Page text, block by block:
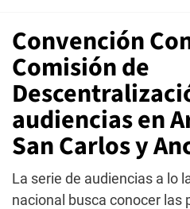
Convención
Comisión de
audiencias en
San Carlos y
La serie de audiencias a lo
nacional busca conocer las